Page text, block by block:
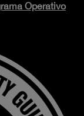
Operativo